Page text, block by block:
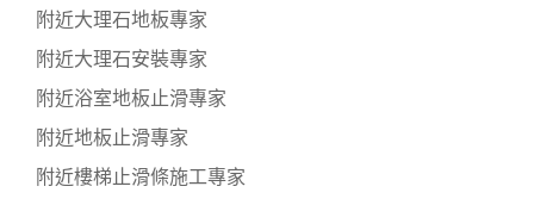
附近大理石地板專家
附近大理石安裝專家
附近浴室地板止滑專家
附近地板止滑專家
附近樓梯止滑條施工專家